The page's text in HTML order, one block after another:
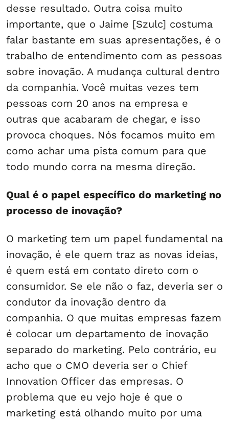
desse resultado. Outra coisa muito
importante, que o Jaime [Szulc] costuma
falar bastante em suas apresentações, é o
trabalho de entendimento com as pessoas
sobre inovação. A mudança cultural dentro
da companhia. Você muitas vezes tem
pessoas com 20 anos na empresa e
outras que acabaram de chegar, e isso
provoca choques. Nós focamos muito em
como achar uma pista comum para que
todo mundo corra na mesma direção.
Qual é o papel específico do marketing no
processo de inovação?
O marketing tem um papel fundamental na
inovação, é ele quem traz as novas ideias,
é quem está em contato direto com o
consumidor. Se ele não o faz, deveria ser o
condutor da inovação dentro da
companhia. O que muitas empresas fazem
é colocar um departamento de inovação
separado do marketing. Pelo contrário, eu
acho que o CMO deveria ser o Chief
Innovation Officer das empresas. O
problema que eu vejo hoje é que o
marketing está olhando muito por uma